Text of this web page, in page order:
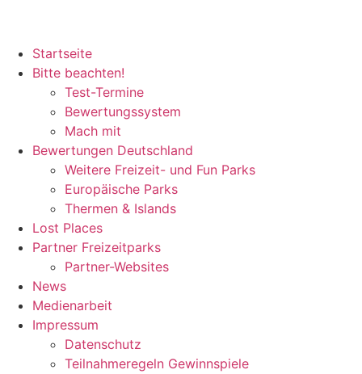
Startseite
Bitte beachten!
Test-Termine
Bewertungssystem
Mach mit
Bewertungen Deutschland
Weitere Freizeit- und Fun Parks
Europäische Parks
Thermen & Islands
Lost Places
Partner Freizeitparks
Partner-Websites
News
Medienarbeit
Impressum
Datenschutz
Teilnahmeregeln Gewinnspiele